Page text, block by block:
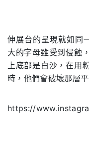
伸展台的呈現就如同
大的字母雖受到侵蝕
上底部是白沙，在用
時，他們會破壞那層
https://